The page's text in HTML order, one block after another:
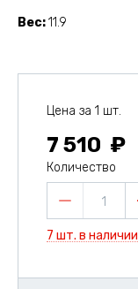
Вес 11.9
Цена за 1 шт.
7 510
Количество
1
7 шт. в наличии